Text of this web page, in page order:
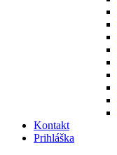
Kontakt
Prihláška